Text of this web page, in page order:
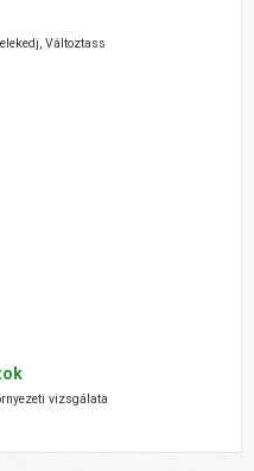
Változtass
vizsgálata